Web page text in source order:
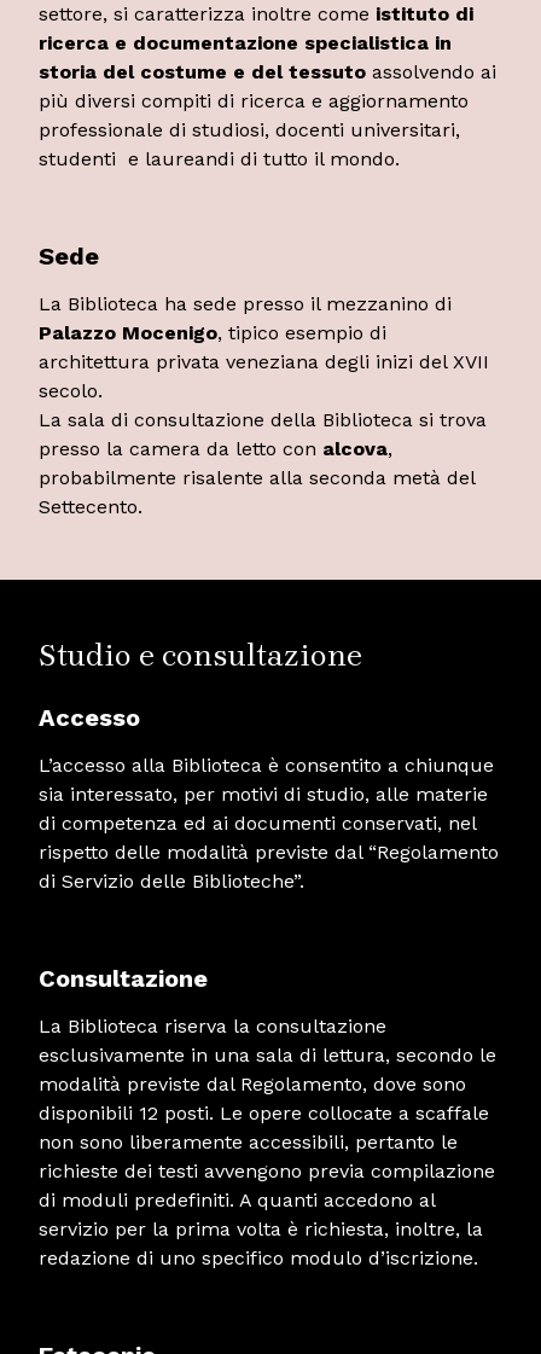
settore, si caratterizza inoltre come istituto di
ricerca e documentazione specialistica in
storia del costume e del tessuto assolvendo ai
più diversi compiti di ricerca e aggiornamento
professionale di studiosi, docenti universitari,
studenti e laureandi di tutto il mondo.
Sede
La Biblioteca ha sede presso il mezzanino di
Palazzo Mocenigo, tipico esempio di
architettura privata veneziana degli inizi del XVII
secolo.
La sala di consultazione della Biblioteca si trova
presso la camera da letto con alcova,
probabilmente risalente alla seconda metà del
Settecento.
Studio e consultazione
Accesso
L’accesso alla Biblioteca è consentito a chiunque
sia interessato, per motivi di studio, alle materie
di competenza ed ai documenti conservati, nel
rispetto delle modalità previste dal “Regolamento
di Servizio delle Biblioteche”.
Consultazione
La Biblioteca riserva la consultazione
esclusivamente in una sala di lettura, secondo le
modalità previste dal Regolamento, dove sono
disponibili 12 posti. Le opere collocate a scaffale
non sono liberamente accessibili, pertanto le
richieste dei testi avvengono previa compilazione
di moduli predefiniti. A quanti accedono al
servizio per la prima volta è richiesta, inoltre, la
redazione di uno specifico modulo d’iscrizione.